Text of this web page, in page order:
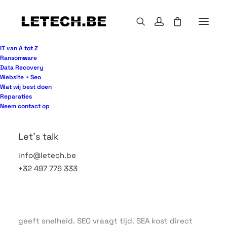
IT van A tot Z
Ransomware
Data Recovery
Website + Seo
Wat wij best doen
Reparaties
Neem contact op
Let's talk
info@letech.be
+32 497 776 333
Een lege agenda is zelden het echte probleem.
Meestal zit de bottleneck eerder in te weinig
relevante aanvragen, te veel vrijblijvende
maar geen gesprekken. Precies daar draait sea of
bezoekers binnenhalen, maar de juiste mensen op
het juiste moment bereiken.
geeft snelheid. SEO vraagt tijd. SEA kost direct